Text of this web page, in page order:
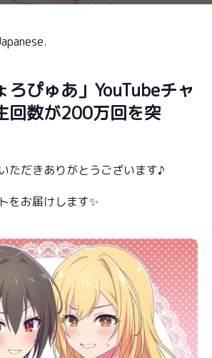
ろぴゅあ」YouTubeチャ
回数が200万回を突
ただきありがとうございます♪
をお届けします✨